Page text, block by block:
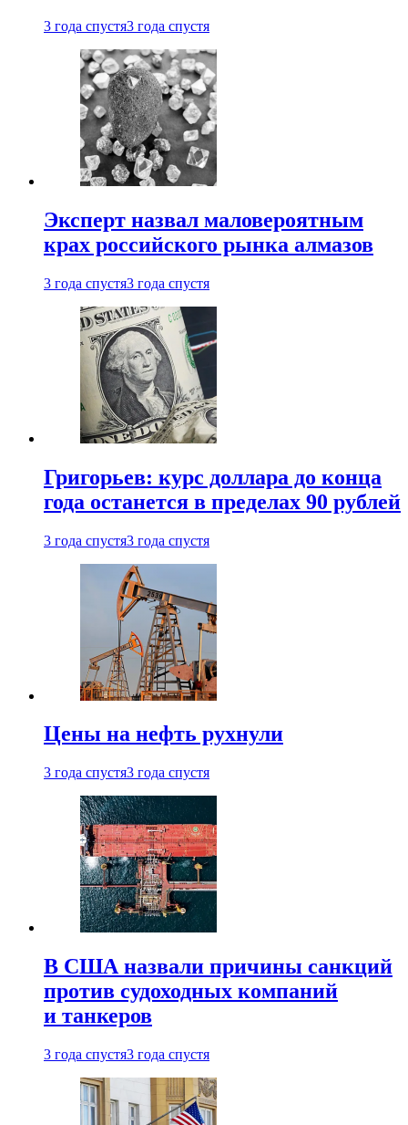
3 года спустя3 года спустя
Эксперт назвал маловероятным
крах российского рынка алмазов
3 года спустя3 года спустя
Григорьев: курс доллара до конца
года останется в пределах 90 рублей
3 года спустя3 года спустя
Цены на нефть рухнули
3 года спустя3 года спустя
В США назвали причины санкций
против судоходных компаний
и танкеров
3 года спустя3 года спустя